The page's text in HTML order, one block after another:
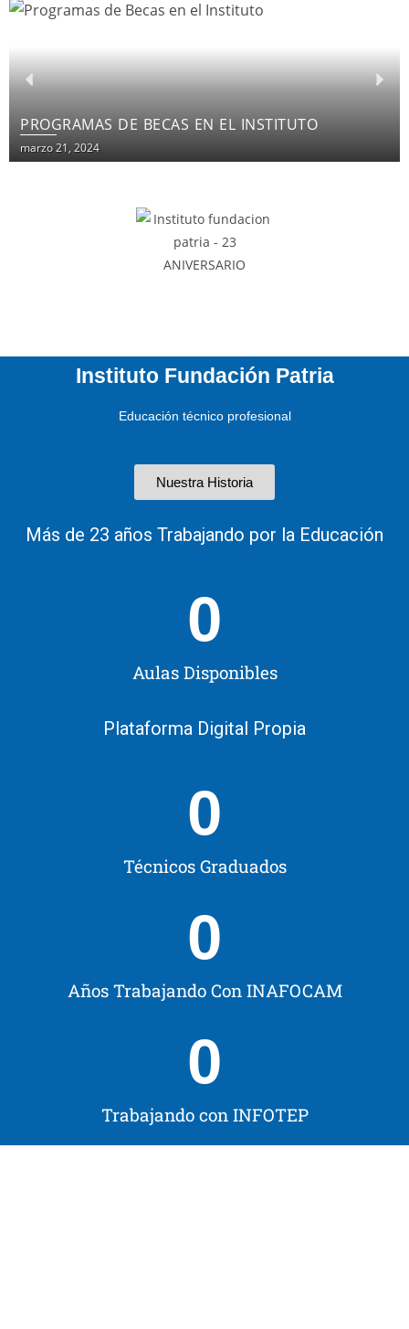
PROGRAMAS DE BECAS EN EL INSTITUTO
marzo 21, 2024
Instituto Fundación Patria
Educación técnico profesional
Nuestra Historia
Más de 23 años Trabajando por la Educación
Aulas Disponibles
0
Plataforma Digital Propia
Técnicos Graduados
0
Años Trabajando Con INAFOCAM
0
Trabajando con INFOTEP
0